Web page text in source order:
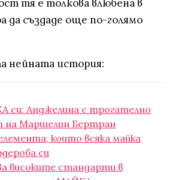
тя е толкова влюбена в
да създаде още по-голямо
нейната история:
си: Анджелина с трогателно
на Маршелин Бертран
които всяка майка
си
високите стандарти в